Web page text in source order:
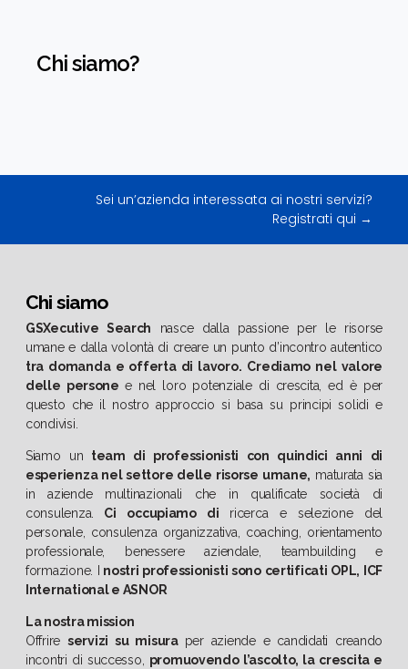
Chi siamo?
Sei un’azienda interessata ai nostri servizi?
Registrati qui →
Chi siamo
GSXecutive Search nasce dalla passione per le risorse
umane e dalla volontà di creare un punto d’incontro autentico
tra domanda e offerta di lavoro. Crediamo nel valore
delle personee nel loro potenziale di crescita, ed è per
questo che il nostro approccio si basa su principi solidi e
condivisi.
Siamo un team di professionisti con quindici anni di
esperienza nel settore delle risorse umane, maturata sia
in aziende multinazionali che in qualificate società di
consulenza.
Ci occupiamo di ricerca e selezione del
personale, consulenza organizzativa, coaching, orientamento
professionale, benessere aziendale, teambuilding e
formazione. I
nostri professionisti sono certificati OPL, ICF
International e ASNOR
La nostra mission
Offrireservizi su misura per aziende e candidati creando
incontri di successo, promuovendo l’ascolto, la crescita e